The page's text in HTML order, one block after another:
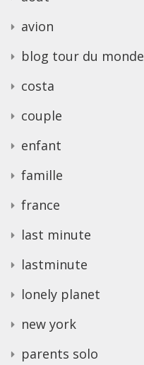
avion
blog tour du monde
costa
couple
enfant
famille
france
last minute
lastminute
lonely planet
new york
parents solo